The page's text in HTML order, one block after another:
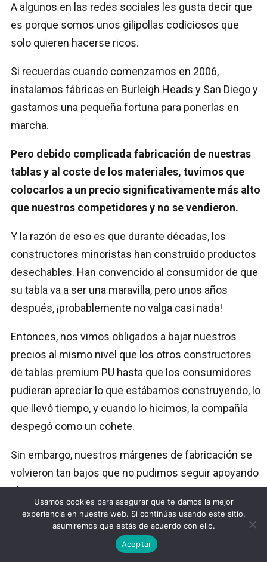
A algunos en las redes sociales les gusta decir que
es porque somos unos gilipollas codiciosos que
solo quieren hacerse ricos.
Si recuerdas cuando comenzamos en 2006,
instalamos fábricas en Burleigh Heads y San Diego y
gastamos una pequeña fortuna para ponerlas en
marcha.
Pero debido complicada fabricación de nuestras
tablas y al coste de los materiales, tuvimos que
colocarlos a un precio significativamente más alto
que nuestros competidores y no se vendieron.
Y la razón de eso es que durante décadas, los
constructores minoristas han construido productos
desechables. Han convencido al consumidor de que
su tabla va a ser una maravilla, pero unos años
después, ¡probablemente no valga casi nada!
Entonces, nos vimos obligados a bajar nuestros
precios al mismo nivel que los otros constructores
de tablas premium PU hasta que los consumidores
pudieran apreciar lo que estábamos construyendo, lo
que llevó tiempo, y cuando lo hicimos, la compañía
despegó como un cohete.
Sin embargo, nuestros márgenes de fabricación se
volvieron tan bajos que no pudimos seguir apoyando
el negocio.
Entonces, en lugar de ponernos en tela de juicio por
irnos de la costa, creo que deberían mirarse al
espejo y reconocer que crearon una ecuación de
Usamos cookies para asegurar que te damos la mejor
experiencia en nuestra web. Si continúas usando este sitio,
asumiremos que estás de acuerdo con ello.
Aceptar